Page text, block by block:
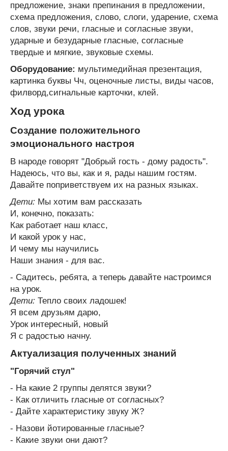
предложение, знаки препинания в предложении,
схема предложения, слово, слоги, ударение, схема
слов, звуки речи, гласные и согласные звуки,
ударные и безударные гласные, согласные
твердые и мягкие, звуковые схемы.
Оборудование: мультимедийная презентация,
картинка буквы Чч, оценочные листы, виды часов,
филворд,сигнальные карточки, клей.
Ход урока
Создание положительного
эмоционального настроя
В народе говорят "Добрый гость - дому радость".
Надеюсь, что вы, как и я, рады нашим гостям.
Давайте поприветствуем их на разных языках.
Дети: Мы хотим вам рассказать
И, конечно, показать:
Как работает наш класс,
И какой урок у нас,
И чему мы научились
Наши знания - для вас.
- Садитесь, ребята, а теперь давайте настроимся
на урок.
Дети: Тепло своих ладошек!
Я всем друзьям дарю,
Урок интересный, новый
Я с радостью начну.
Актуализация полученных знаний
"Горячий стул"
- На какие 2 группы делятся звуки?
- Как отличить гласные от согласных?
- Дайте характеристику звуку Ж?
- Назови йотированные гласные?
- Какие звуки они дают?